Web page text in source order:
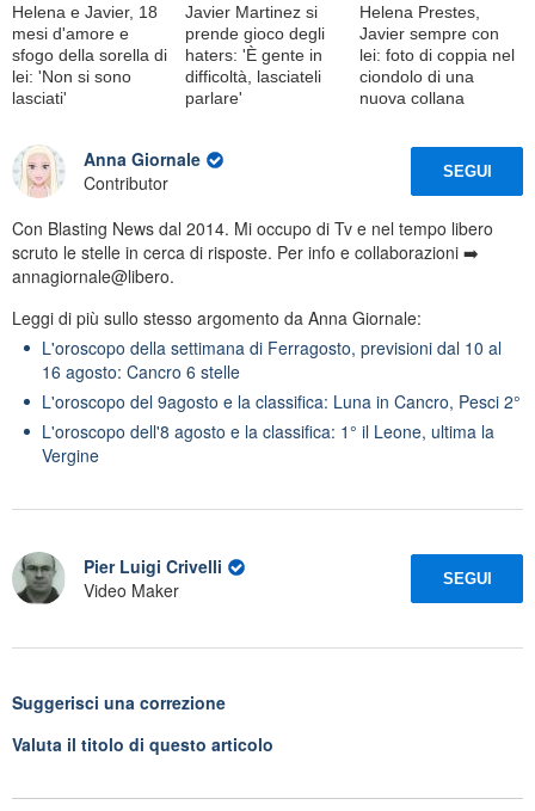
Helena e Javier, 18
mesi d'amore e
sfogo della sorella di
lei: 'Non si sono
lasciati'
Javier Martinez si
prende gioco degli
haters: 'È gente in
difficoltà, lasciateli
parlare'
Helena Prestes,
Javier sempre con
lei: foto di coppia nel
ciondolo di una
nuova collana
Anna Giornale
Contributor
SEGUI
Con Blasting News dal 2014. Mi occupo di Tv e nel tempo libero
scruto le stelle in cerca di risposte. Per info e collaborazioni ➡️
annagiornale@libero.
Leggi di più sullo stesso argomento da Anna Giornale:
L'oroscopo della settimana di Ferragosto, previsioni dal 10 al
16 agosto: Cancro 6 stelle
L'oroscopo del 9agosto e la classifica: Luna in Cancro, Pesci 2°
L'oroscopo dell'8 agosto e la classifica: 1° il Leone, ultima la
Vergine
Pier Luigi Crivelli
Video Maker
SEGUI
Suggerisci una correzione
Valuta il titolo di questo articolo